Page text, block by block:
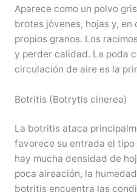
Aparece como un polvo
brotes jóvenes, hojas y,
propios granos. Los
y perder calidad. La poda
circulación de aire es la
Botritis (Botrytis cinerea)
La botritis ataca
favorece su entrada el tipo
hay mucha densidad de
poca aireación, la
botritis encuentra las